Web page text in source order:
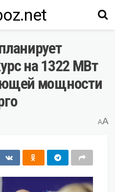
на 1322 МВт
мощности
AA